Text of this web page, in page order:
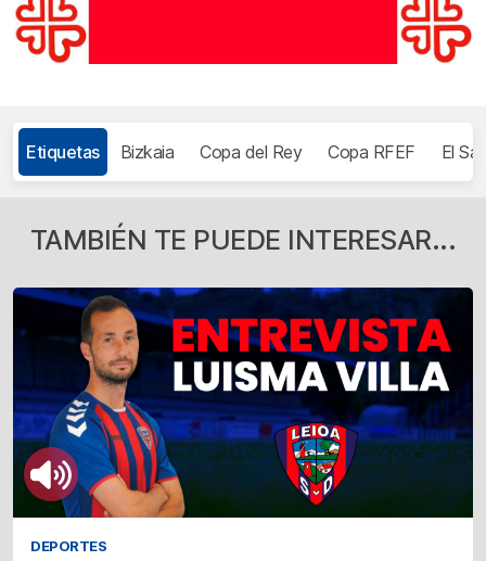
Etiquetas Bizkaia Copa del Rey Copa RFEF El
TAMBIÉN TE PUEDE INTERESAR...
DEPORTES